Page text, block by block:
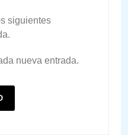
siguientes
nueva entrada.